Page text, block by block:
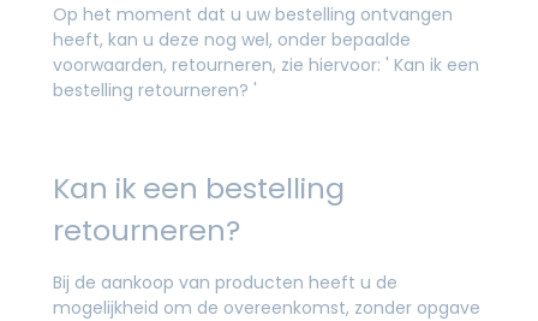
Op het moment dat u uw bestelling ontvangen
heeft, kan u deze nog wel, onder bepaalde
voorwaarden, retourneren, zie hiervoor: ' Kan ik een
bestelling retourneren? '
Kan ik een bestelling
retourneren?
Bij de aankoop van producten heeft u de
mogelijkheid om de overeenkomst, zonder opgave